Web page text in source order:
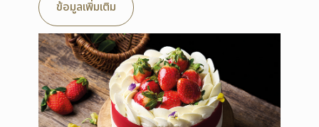
ข้อมูลเพิ่มเติม